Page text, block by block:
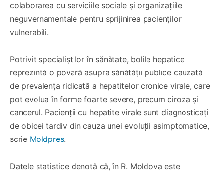
colaborarea cu serviciile sociale și organizațiile
neguvernamentale pentru sprijinirea pacienților
vulnerabili.
Potrivit specialiștilor în sănătate, bolile hepatice
reprezintă o povară asupra sănătății publice cauzată
de prevalența ridicată a hepatitelor cronice virale, care
pot evolua în forme foarte severe, precum ciroza și
cancerul. Pacienții cu hepatite virale sunt diagnosticați
de obicei tardiv din cauza unei evoluții asimptomatice,
scrie Moldpres.
Datele statistice denotă că, în R. Moldova este